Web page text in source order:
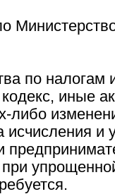
по налогам
иные
либо
исчисления и